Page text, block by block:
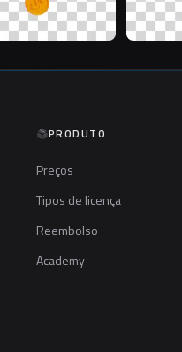
PRODUTO
Preços
Tipos de licença
Reembolso
Academy